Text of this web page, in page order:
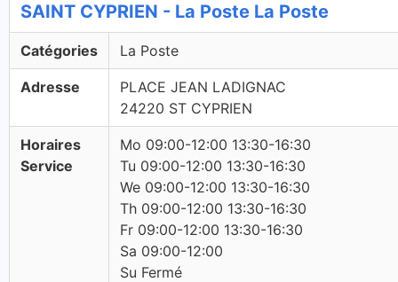
SAINT CYPRIEN - La Poste La Poste
Catégories La Poste
Adresse
PLACE JEAN LADIGNAC
24220 ST CYPRIEN
Horaires
Service
Mo 09:00-12:00 13:30-16:30
Tu 09:00-12:00 13:30-16:30
We 09:00-12:00 13:30-16:30
Th 09:00-12:00 13:30-16:30
Fr 09:00-12:00 13:30-16:30
Sa 09:00-12:00
Su Fermé